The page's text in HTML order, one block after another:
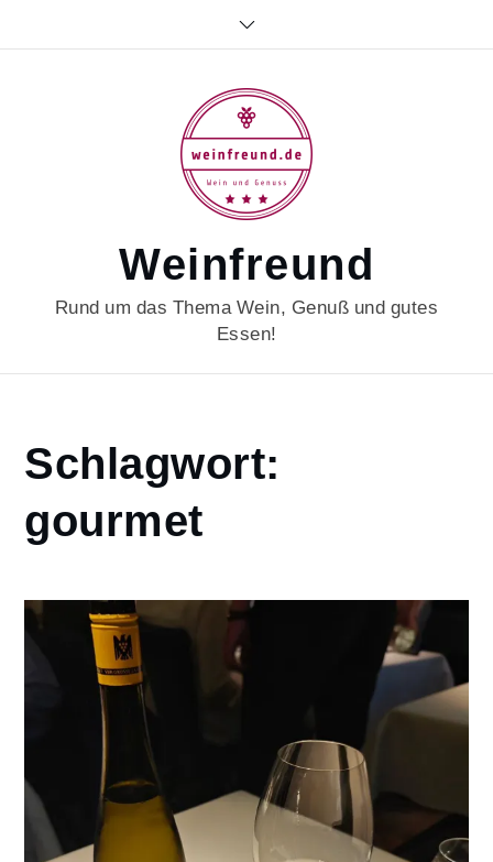
Weinfreund
Rund um das Thema Wein, Genuß und gutes
Essen!
Home
gourmet
Schlagwort:
gourmet